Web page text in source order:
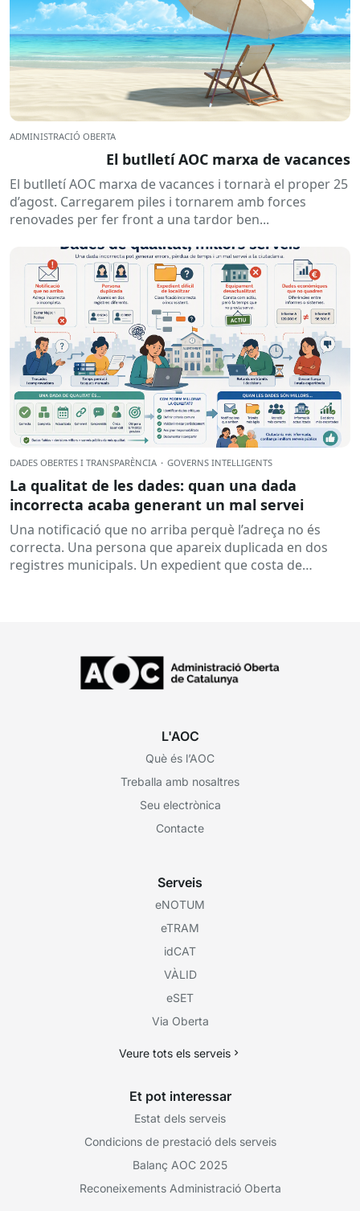
ADMINISTRACIÓ OBERTA
El butlletí AOC marxa de vacances
El butlletí AOC marxa de vacances i tornarà el proper 25
d’agost. Carregarem piles i tornarem amb forces
renovades per fer front a una tardor ben...
DADES OBERTES I TRANSPARÈNCIA · GOVERNS INTEL·LIGENTS
La qualitat de les dades: quan una dada
incorrecta acaba generant un mal servei
Una notificació que no arriba perquè l’adreça no és
correcta. Una persona que apareix duplicada en dos
registres municipals. Un expedient que costa de
L'AOC
Què és l’AOC
Treballa amb nosaltres
Seu electrònica
Contacte
Serveis
eNOTUM
eTRAM
idCAT
VÀLID
eSET
Via Oberta
Veure tots els serveis
Et pot interessar
Estat dels serveis
Condicions de prestació dels serveis
Balanç AOC 2025
Reconeixements Administració Oberta